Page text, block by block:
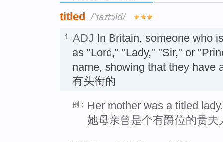
titled /ˈtaɪtəld/
1. ADJ In Britain, someone who
as "Lord," "Lady," "Sir," or
name, showing that they have
有头衔的
例： Her mother was a titled lady.
她母亲曾是个有爵位的贵夫